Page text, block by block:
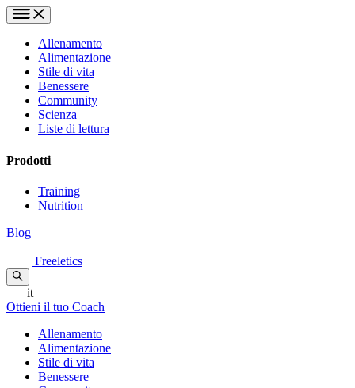
Allenamento
Alimentazione
Stile di vita
Benessere
Community
Scienza
Liste di lettura
Prodotti
Training
Nutrition
Blog
Freeletics
it
Ottieni il tuo Coach
Allenamento
Alimentazione
Stile di vita
Benessere